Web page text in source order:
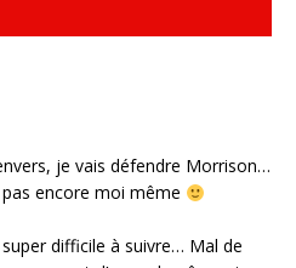
je vais défendre Morrison…
pas encore moi même
super difficile à suivre… Mal de